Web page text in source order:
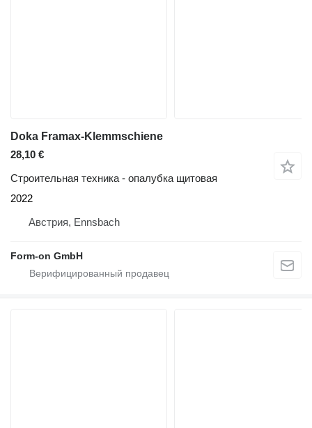
Doka Framax-Klemmschiene
28,10 €
Строительная техника - опалубка щитовая
2022
Австрия, Ennsbach
Form-on GmbH